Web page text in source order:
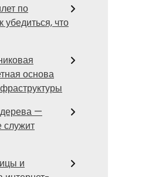
по
убедиться, что
основа
—
служит
и